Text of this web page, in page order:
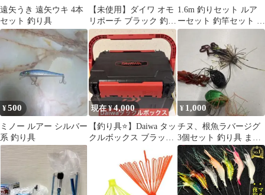
遠矢うき 遠矢ウキ 4本
セット 釣り具
【未使用】ダイワ オモ
リポーチ ブラック 釣り
具 小物入れ
1.6m 釣りセット ルア
ーセット 釣竿セット 初
心者 子供 スピニングリ
ール 海釣り 投げ釣り
釣り具 釣り竿セット 釣
具セット コンパクト リ
ール付きロッド ルアー
ライン付 釣りバッグ付
き
¥500
ミノー ルアー シルバー
系 釣り具
現在 ¥4,000
【釣り具⭐️】Daiwa タッ
クルボックス ブラック
¥ 1,000
チヌ、根魚ラバージグ
3個セット 釣り具 まと
め売りワーム付き